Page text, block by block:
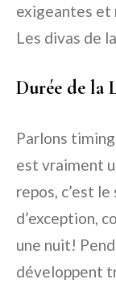
exigeantes et
Les divas de
Durée de la
Parlons
est vraiment
repos, c’est
d’exception,
une nuit!
développent